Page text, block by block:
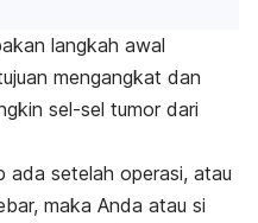
langkah awal
mengangkat dan
sel-sel tumor dari
ada setelah operasi, atau
maka Anda atau si